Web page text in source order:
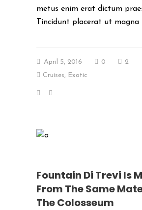
metus enim erat dictum
Tincidunt placerat ut magna
April 5, 2016 0
2
Cruises, Exotic
Fountain Di Trevi Is
From The Same
The Colosseum